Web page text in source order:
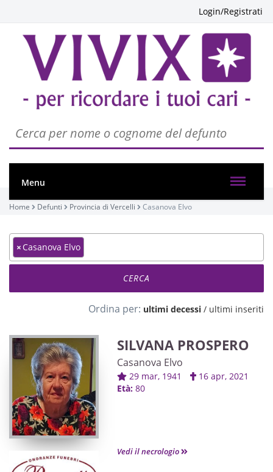
Login/Registrati
Menu
Home Defunti Provincia di Vercelli Casanova Elvo
×Casanova Elvo
Ordina per: ultimi decessi / ultimi inseriti
SILVANA PROSPERO
Casanova Elvo
29 mar, 1941
16 apr, 2021
Età: 80
Vedi il necrologio